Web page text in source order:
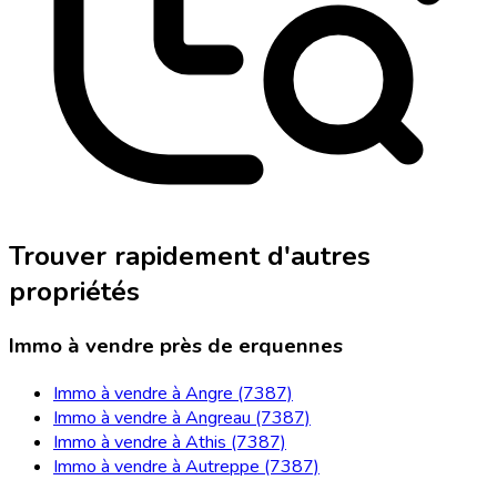
Trouver rapidement d'autres
propriétés
Immo à vendre près de erquennes
Immo à vendre à Angre (7387)
Immo à vendre à Angreau (7387)
Immo à vendre à Athis (7387)
Immo à vendre à Autreppe (7387)